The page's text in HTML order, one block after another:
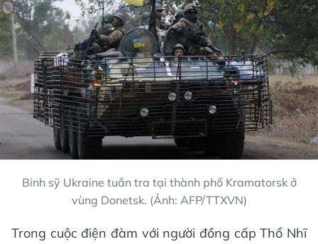
Binh sỹ Ukraine tuần tra tại thành phố Kramatorsk ở
vùng Donetsk. (Ảnh: AFP/TTXVN)
Trong cuộc điện đàm với người đồng cấp Thổ Nhĩ